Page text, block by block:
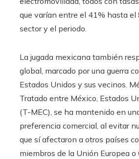
que varían entre el 41% hasta el
sector y el periodo.
La jugada mexicana también
global, marcado por una guerra
Estados Unidos y sus vecinos.
Tratado entre México, Estados
(T-MEC), se ha mantenido en
preferencia comercial, al evitar
que sí afectaron a otros países
miembros de la Unión Europea o